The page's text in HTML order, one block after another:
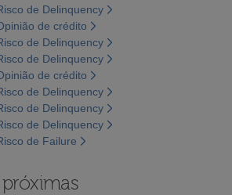
de Delinquency
de crédito
de Delinquency
de Delinquency
de crédito
de Delinquency
de Delinquency
de Delinquency
de Failure